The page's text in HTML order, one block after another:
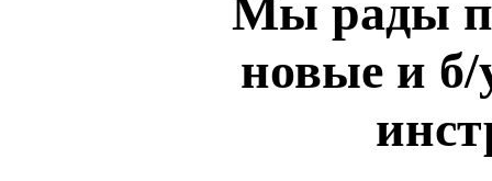
Мы рады
новые и